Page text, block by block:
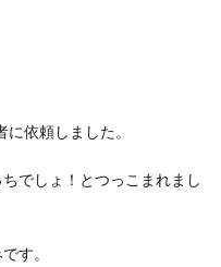
依頼しました。
でしょ！とつっこまれまし
す。